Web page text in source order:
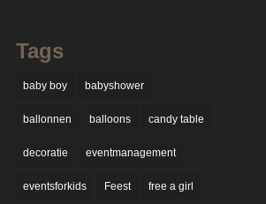
Tags
baby boy babyshower
ballonnen balloons candy table
decoratie eventmanagement
eventsforkids Feest free a girl